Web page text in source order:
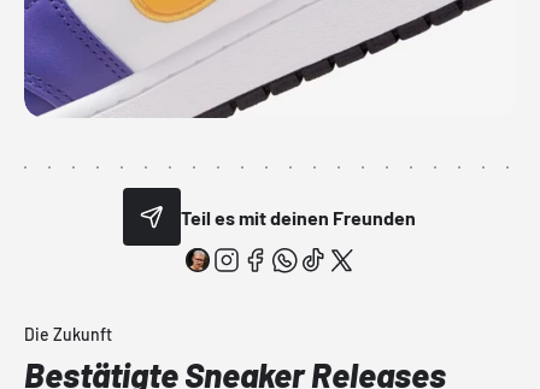
Teil es mit deinen Freunden
Die Zukunft
Bestätigte Sneaker Releases